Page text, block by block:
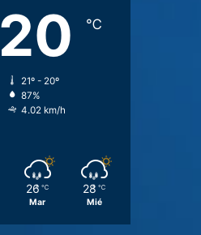
20 ℃
21º - 20º
87%
4.02 km/h
26 ℃
Mar
28 ℃
Mié